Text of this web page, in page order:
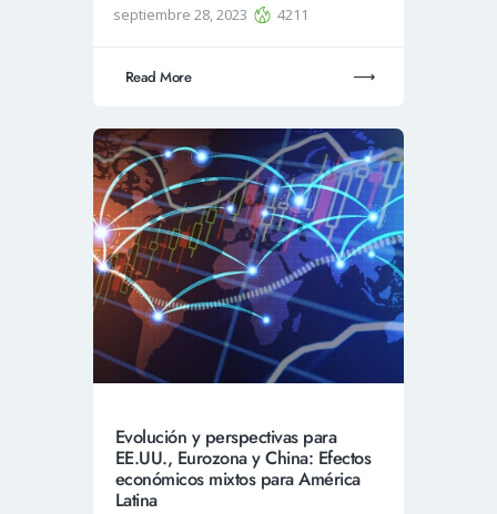
septiembre 28, 2023 4211
Read More
Evolución y perspectivas para
EE.UU., Eurozona y China: Efectos
económicos mixtos para América
Latina